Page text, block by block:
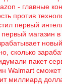
- главные
против
первый
первый магазин
сколько
пакет
Walmart сможет
миллиард